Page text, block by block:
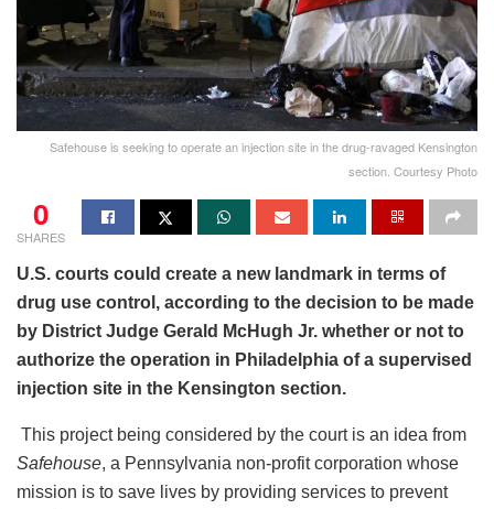
Safehouse is seeking to operate an injection site in the drug-ravaged Kensington
section. Courtesy Photo
0
SHARES
U.S. courts could create a new landmark in terms of
drug use control, according to the decision to be made
by District Judge Gerald McHugh Jr. whether or not to
authorize the operation in Philadelphia of a supervised
injection site in the Kensington section.
This project being considered by the court is an idea from
Safehouse, a Pennsylvania non-profit corporation whose
mission is to save lives by providing services to prevent